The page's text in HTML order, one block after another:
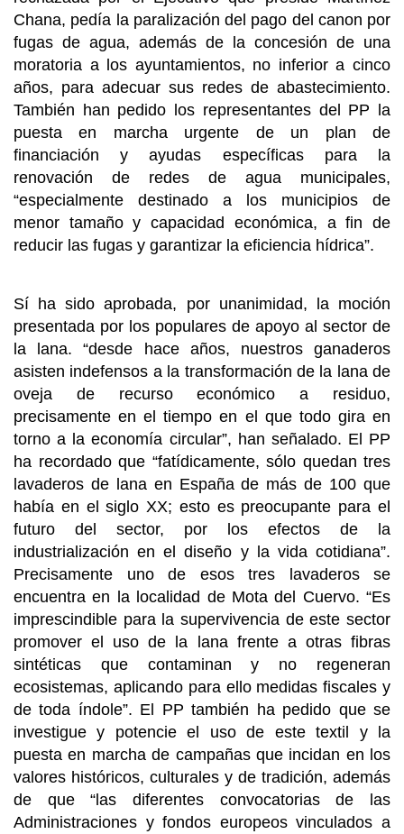
Chana, pedía la paralización del pago del canon por
fugas de agua, además de la concesión de una
moratoria a los ayuntamientos, no inferior a cinco
años, para adecuar sus redes de abastecimiento.
También han pedido los representantes del PP la
puesta en marcha urgente de un plan de
financiación y ayudas específicas para la
renovación de redes de agua municipales,
“especialmente destinado a los municipios de
menor tamaño y capacidad económica, a fin de
reducir las fugas y garantizar la eficiencia hídrica”.
Sí ha sido aprobada, por unanimidad, la moción
presentada por los populares de apoyo al sector de
la lana. “desde hace años, nuestros ganaderos
asisten indefensos a la transformación de la lana de
oveja de recurso económico a residuo,
precisamente en el tiempo en el que todo gira en
torno a la economía circular”, han señalado. El PP
ha recordado que “fatídicamente, sólo quedan tres
lavaderos de lana en España de más de 100 que
había en el siglo XX; esto es preocupante para el
futuro del sector, por los efectos de la
industrialización en el diseño y la vida cotidiana”.
Precisamente uno de esos tres lavaderos se
encuentra en la localidad de Mota del Cuervo. “Es
imprescindible para la supervivencia de este sector
promover el uso de la lana frente a otras fibras
sintéticas que contaminan y no regeneran
ecosistemas, aplicando para ello medidas fiscales y
de toda índole”. El PP también ha pedido que se
investigue y potencie el uso de este textil y la
puesta en marcha de campañas que incidan en los
valores históricos, culturales y de tradición, además
de que “las diferentes convocatorias de las
Administraciones y fondos europeos vinculados a